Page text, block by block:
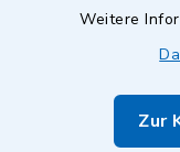
Weitere
Zur